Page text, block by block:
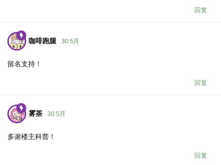
回复
咖啡跑腿 30 5月
留名支持！
回复
雾茶 30 5月
多谢楼主科普！
回复